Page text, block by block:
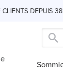
DEPUIS